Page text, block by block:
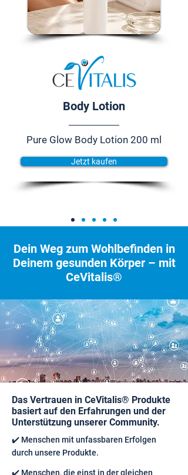
Body Lotion
Pure Glow Body Lotion 200 ml
Jetzt kaufen
Dein Weg zum Wohlbefinden in
Deinem gesunden Körper – mit
CeVitalis®
Das Vertrauen in CeVitalis® Produkte
basiert auf den Erfahrungen und der
Unterstützung unserer Community.
✔️ Menschen mit unfassbaren Erfolgen
durch unsere Produkte.
✔️ Menschen, die einst in der gleichen